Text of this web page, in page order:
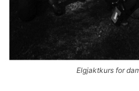
Elgjaktkurs for